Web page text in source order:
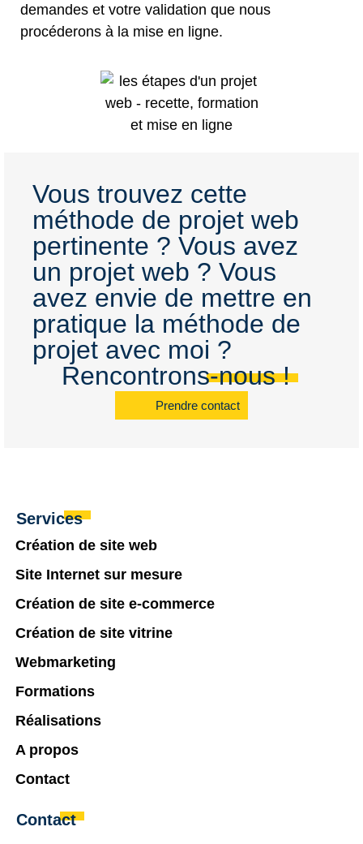
demandes et votre validation que nous
procéderons à la mise en ligne.
Vous trouvez cette
méthode de projet web
pertinente ? Vous avez
un projet web ? Vous
avez envie de mettre en
pratique la méthode de
projet avec moi ?
Rencontrons-nous !
Prendre contact
Contact
Services
Création de site web
Site Internet sur mesure
Création de site e-commerce
Création de site vitrine
Webmarketing
Formations
Réalisations
A propos
Contact